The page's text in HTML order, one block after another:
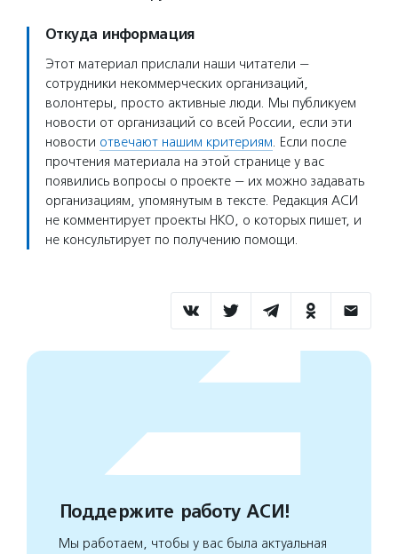
Откуда информация
Этот материал прислали наши читатели —
сотрудники некоммерческих организаций,
волонтеры, просто активные люди. Мы публикуем
новости от организаций со всей России, если эти
новости отвечают нашим критериям. Если после
прочтения материала на этой странице у вас
появились вопросы о проекте — их можно задавать
организациям, упомянутым в тексте. Редакция АСИ
не комментирует проекты НКО, о которых пишет, и
не консультирует по получению помощи.
Поддержите работу АСИ!
Мы работаем, чтобы у вас была актуальная